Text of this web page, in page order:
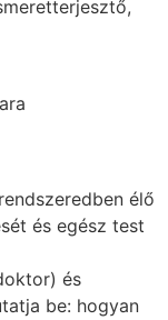
élő
és egész test
és
be: hogyan